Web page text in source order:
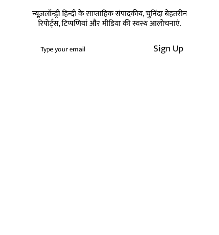
न्यूज़लॉन्ड्री हिन्दी के साप्ताहिक संपादकीय, चुनिंदा बेहतरीन
रिपोर्ट्स, टिप्पणियां और मीडिया की स्वस्थ आलोचनाएं.
Sign Up